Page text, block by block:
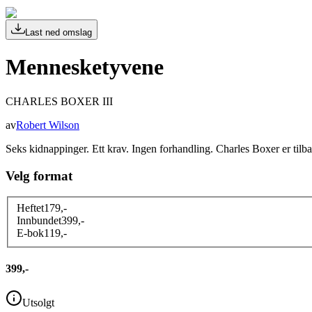
Last ned omslag
Mennesketyvene
CHARLES BOXER III
avRobert Wilson
Seks kidnappinger. Ett krav. Ingen forhandling. Charles Boxer er
Velg format
Heftet179,-
Innbundet399,-
E-bok119,-
399,-
Utsolgt